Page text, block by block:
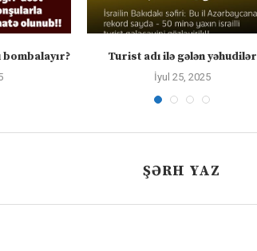
bombalayır? Turist adı ilə gələn yəhudilər
İyul 25, 2025
ŞƏRH YAZ